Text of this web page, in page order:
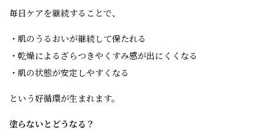
毎日ケアを継続することで、
・肌のうるおいが継続して保たれる
・乾燥によるざらつきやくすみ感が出にくくなる
・肌の状態が安定しやすくなる
という好循環が生まれます。
塗らないとどうなる？